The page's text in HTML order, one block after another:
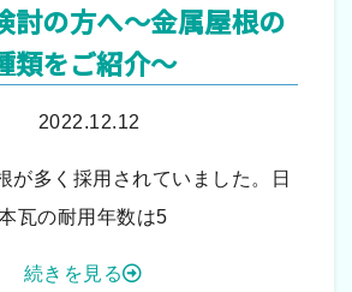
討の方へ～金属屋根の
類をご紹介～
2022.12.12
が多く採用されていました。日
瓦の耐用年数は5
続きを見る